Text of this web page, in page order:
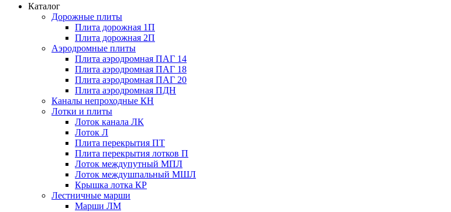
Каталог
Дорожные плиты
Плита дорожная 1П
Плита дорожная 2П
Аэродромные плиты
Плита аэродромная ПАГ 14
Плита аэродромная ПАГ 18
Плита аэродромная ПАГ 20
Плита аэродромная ПДН
Каналы непроходные КН
Лотки и плиты
Лоток канала ЛК
Лоток Л
Плита перекрытия ПТ
Плита перекрытия лотков П
Лоток междупутный МПЛ
Лоток междушпальный МШЛ
Крышка лотка КР
Лестничные марши
Марши ЛМ